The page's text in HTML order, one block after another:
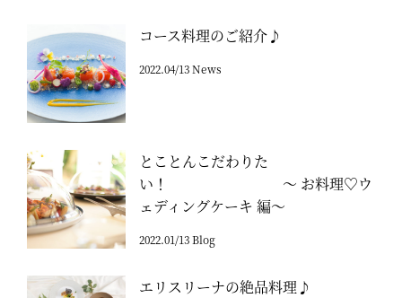
コース料理のご紹介♪
2022.04/13 News
とことんこだわりた
い！ ～ お料理♡ウ
ェディングケーキ 編～
2022.01/13 Blog
エリスリーナの絶品料理♪